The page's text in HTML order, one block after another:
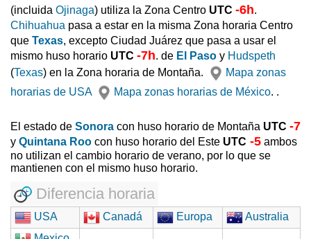
(incluida Ojinaga) utiliza la Zona Centro UTC -6h.
Chihuahua pasa a estar en la misma Zona horaria Centro
que Texas, excepto Ciudad Juárez que pasa a usar el
mismo huso horario UTC -7h. de El Paso y Hudspeth
(Texas) en la Zona horaria de Montaña.
Mapa zonas
horarias de USA
Mapa zonas horarias de México. .
El estado de Sonora con huso horario de Montaña UTC -7
y Quintana Roo con huso horario del Este UTC -5 ambos
no utilizan el cambio horario de verano, por lo que se
mantienen con el mismo huso horario.
Diferencia horaria
USA Canadá Europa
Australia